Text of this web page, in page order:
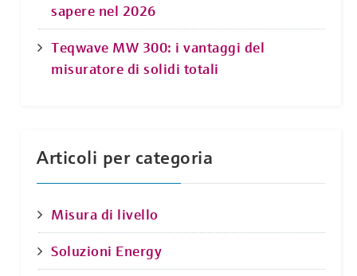
sapere nel 2026
Teqwave MW 300: i vantaggi del
misuratore di solidi totali
Articoli per categoria
Misura di livello
Soluzioni Energy